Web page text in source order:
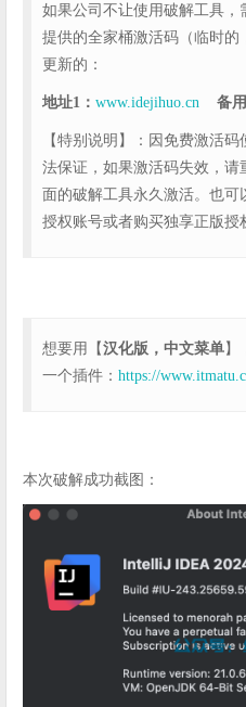
如果公司不让使用破解工具，
提供的全家桶激活码（临时的
更新的：
地址1： www.idejihuo.cn 备用
【特别说明】：因免费激活
法保证，如果激活码失效，
面的破解工具永久激活。也
授权账号或者购买独享正版授
想要用【 汉化版，中文菜单 】
一个插件： https://
本次破解成功截图：